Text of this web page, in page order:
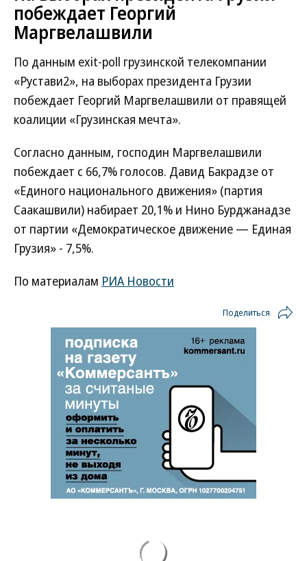
побеждает Георгий
Маргвелашвили
По данным exit-poll грузинской телекомпании
«Рустави2», на выборах президента Грузии
побеждает Георгий Маргвелашвили от правящей
коалиции «Грузинская мечта».
Согласно данным, господин Маргвелашвили
побеждает с 66,7% голосов. Давид Бакрадзе от
«Единого национального движения» (партия
Саакашвили) набирает 20,1% и Нино Бурджанадзе
от партии «Демократическое движение — Единая
Грузия» - 7,5%.
По материалам РИА Новости
Поделиться